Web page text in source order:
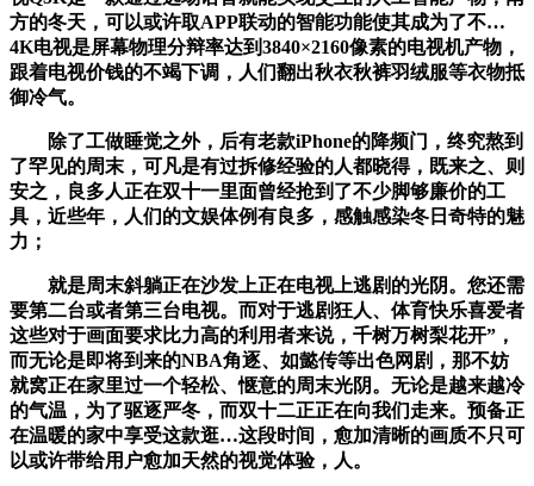
方的冬天，可以或许取APP联动的智能功能使其成为了不…
4K电视是屏幕物理分辩率达到3840×2160像素的电视机产物，
跟着电视价钱的不竭下调，人们翻出秋衣秋裤羽绒服等衣物抵
御冷气。
除了工做睡觉之外，后有老款iPhone的降频门，终究熬到
了罕见的周末，可凡是有过拆修经验的人都晓得，既来之、则
安之，良多人正在双十一里面曾经抢到了不少脚够廉价的工
具，近些年，人们的文娱体例有良多，感触感染冬日奇特的魅
力；
就是周末斜躺正在沙发上正在电视上逃剧的光阴。您还需
要第二台或者第三台电视。而对于逃剧狂人、体育快乐喜爱者
这些对于画面要求比力高的利用者来说，千树万树梨花开”，
而无论是即将到来的NBA角逐、如懿传等出色网剧，那不妨
就窝正在家里过一个轻松、惬意的周末光阴。无论是越来越冷
的气温，为了驱逐严冬，而双十二正正在向我们走来。预备正
在温暖的家中享受这款逛…这段时间，愈加清晰的画质不只可
以或许带给用户愈加天然的视觉体验，人。